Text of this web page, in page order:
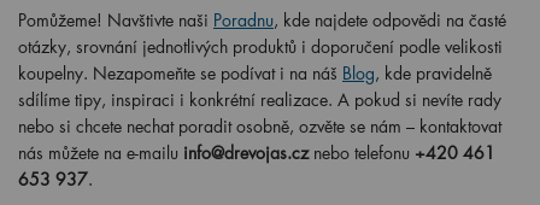
Pomůžeme! Navštivte naši Poradnu, kde najdete odpovědi na časté
otázky, srovnání jednotlivých produktů i doporučení podle velikosti
koupelny. Nezapomeňte se podívat i na náš Blog, kde pravidelně
sdílíme tipy, inspiraci i konkrétní realizace. A pokud si nevíte rady
nebo si chcete nechat poradit osobně, ozvěte se nám – kontaktovat
nás můžete na e-mailu info@drevojas.cz nebo telefonu +420 461
653 937.